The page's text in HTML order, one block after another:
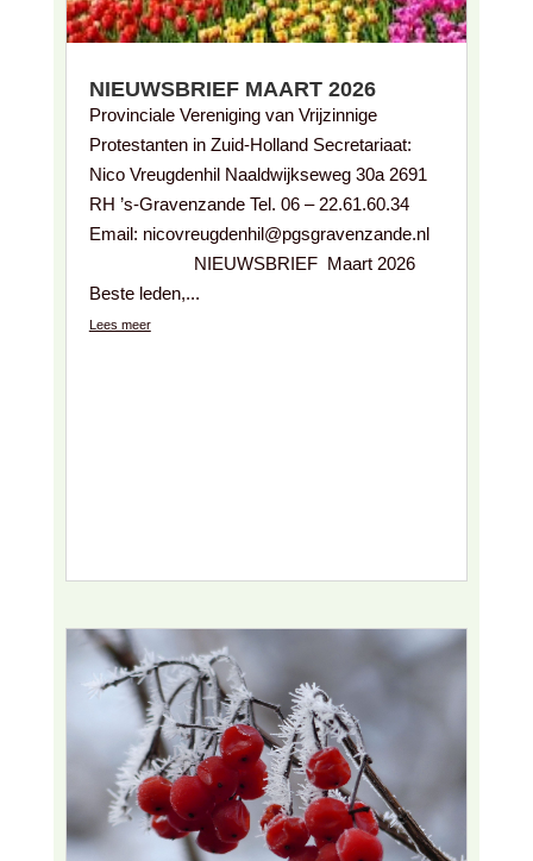
NIEUWSBRIEF MAART 2026
Provinciale Vereniging van Vrijzinnige
Protestanten in Zuid-Holland Secretariaat:
Nico Vreugdenhil Naaldwijkseweg 30a 2691
RH ’s-Gravenzande Tel. 06 – 22.61.60.34
Email: nicovreugdenhil@pgsgravenzande.nl
NIEUWSBRIEF Maart 2026
Beste leden,...
Lees meer